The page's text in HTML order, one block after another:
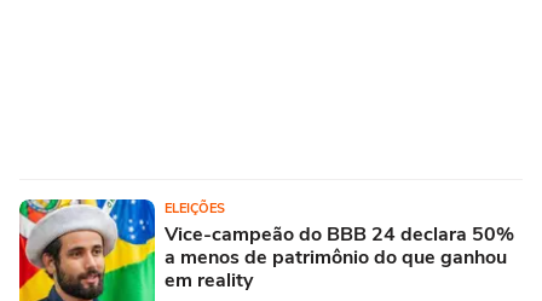
ELEIÇÕES
Vice-campeão do BBB 24 declara 50%
a menos de patrimônio do que ganhou
em reality